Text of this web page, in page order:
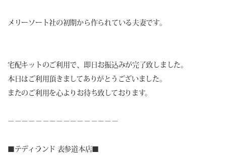
メリーソート社の初期から作られている夫妻です。
宅配キットのご利用で、即日お振込みが完了致しました。
本日はご利用頂きましてありがとうございました。
またのご利用を心よりお待ち致しております。
－－－－－－－－－－－－－－－－
テディランド 表参道本店